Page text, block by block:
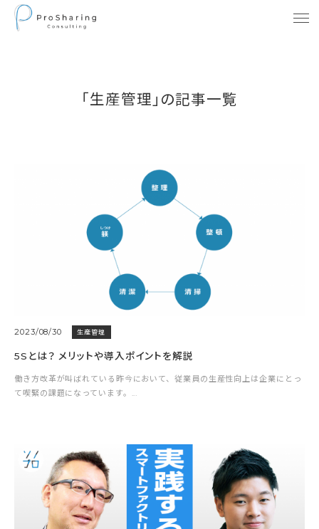
「生産管理」の記事一覧
2023/08/30 生産管理
5Sとは？ メリットや導入ポイントを解説
働き方改革が叫ばれている昨今において、従業員の生産性向上は企業にとっ
て喫緊の課題になっています。...